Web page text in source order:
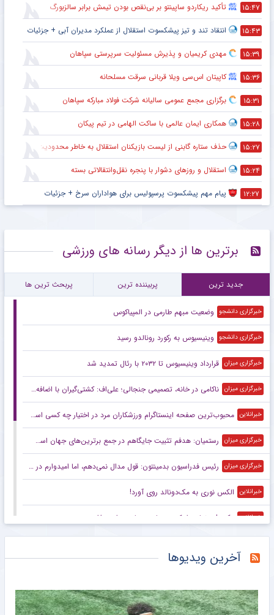
۱۵:۴۷ تأکید ریکاردو ساپینتو بر بی‌نقص بودن تیمش برابر سالزبورگ
۱۵:۴۳ انتقاد تند و تیز پیشکسوت استقلال از عملکرد مدیران آبی + جزئیات
۱۵:۳۹ مهدی کریمیان و پذیرش مسئولیت سرپرستی سپاهان
۱۵:۳۶ کاپیتان اس‌سی ویلا قربانی سرقت مسلحانه
۱۵:۳۱ برگزاری مجمع عمومی سالیانه شرکت فولاد مبارکه سپاهان
۱۵:۲۸ همکاری ایمان عالمی با ساکت الهامی در تیم پیکان
۱۵:۲۷ حذف ستاره گابنی از لیست بازیکنان استقلال به خاطر محدودیت نقل‌وانتقالاتی
۱۵:۲۴ استقلال و روزهای دشوار با پنجره نقل‌وانتقالاتی بسته
۱۲:۲۷ پیام مهم پیشکسوت پرسپولیس برای هواداران سرخ + جزئیات
برترین ها از دیگر رسانه های ورزشی
جدید ترین پربیننده ترین پربحث ترین ها
خبرگزاری دانشجو وضعیت مبهم طارمی در المپیاکوس
خبرگزاری دانشجو وینیسیوس به رکورد رونالدو رسید
خبرگزاری میزان قرارداد وینیسیوس تا ۲۰۳۲ با رئال‌ تمدید شد
خبرگزاری میزان ناکامی در خانه، تصمیمی جنجالی؛ علی‌اف: کشتی‌گیران با اضافه‌وزن از تیم ملی اخراج می‌شوند!
خبرانلاین محبوب‌ترین صفحه اینستاگرام ورزشکاران مرد در اختیار چه کسی است؟
خبرگزاری میزان رستمیان: هدفم تثبیت جایگاهم در جمع برترین‌های جهان است/ برای درخشش در هر دو ماده آماده می‌شوم
خبرگزاری میزان رئیس فدراسیون بدمینتون: قول مدال نمی‌دهم، اما امیدوارم در ناگویا و داکار اتفاقات خوبی بیفتد/ هدف اصلی ما کسب سهمیه المپیک لس‌آنجلس است
خبرانلاین الکس نوری به مک‌دونالد روی آورد!
خبرانلاین عکس| رونمایی از کیت زیبای رم با چهره‌ای جذاب
خبرورزشی تونل زمان| تیم ملی با گل‌های علی دایی روی سکو رفت/ زخم کاری ایران بر پیکر بحرین
آخرین ویدیوها